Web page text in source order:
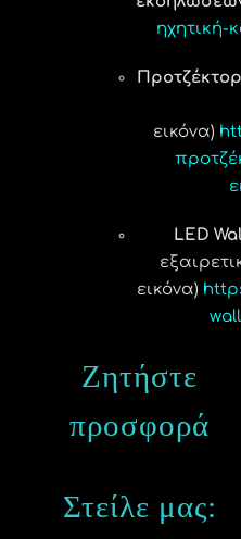
εικόνα)
LED
εικόνα)
Ζητήστε
προσφορά
Στείλε μας: